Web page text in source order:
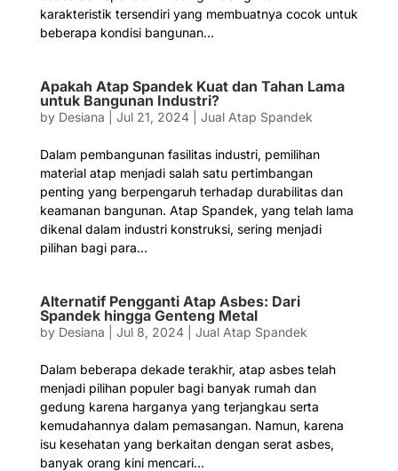
karakteristik tersendiri yang membuatnya cocok untuk
beberapa kondisi bangunan...
Apakah Atap Spandek Kuat dan Tahan Lama
untuk Bangunan Industri?
by Desiana Jul 21, 2024| Jual Atap Spandek
Dalam pembangunan fasilitas industri, pemilihan
material atap menjadi salah satu pertimbangan
penting yang berpengaruh terhadap durabilitas dan
keamanan bangunan. Atap Spandek, yang telah lama
dikenal dalam industri konstruksi, sering menjadi
pilihan bagi para...
Alternatif Pengganti Atap Asbes: Dari
Spandek hingga Genteng Metal
by Desiana Jul 8, 2024| Jual Atap Spandek
Dalam beberapa dekade terakhir, atap asbes telah
menjadi pilihan populer bagi banyak rumah dan
gedung karena harganya yang terjangkau serta
kemudahannya dalam pemasangan. Namun, karena
isu kesehatan yang berkaitan dengan serat asbes,
banyak orang kini mencari...